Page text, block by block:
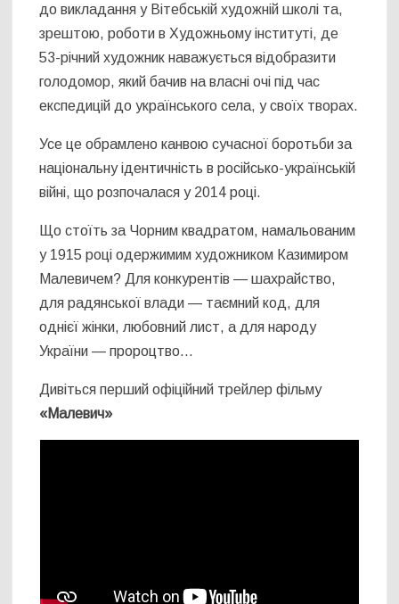
до викладання у Вітебській художній школі та,
зрештою, роботи в Художньому інституті, де
53-річний художник наважується відобразити
голодомор, який бачив на власні очі під час
експедицій до українського села, у своїх творах.
Усе це обрамлено канвою сучасної боротьби за
національну ідентичність в російсько-українській
війні, що розпочалася у 2014 році.
Що стоїть за Чорним квадратом, намальованим
у 1915 році одержимим художником Казимиром
Малевичем? Для конкурентів — шахрайство,
для радянської влади — таємний код, для
однієї жінки, любовний лист, а для народу
України — пророцтво…
Дивіться перший офіційний трейлер фільму
«Малевич»